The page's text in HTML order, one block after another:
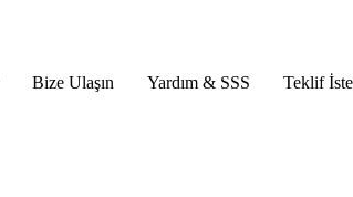
Bize Ulaşın Yardım & SSS
Teklif